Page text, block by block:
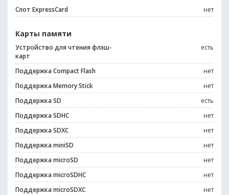
Слот ExpressCard нет
Карты памяти
Устройство для чтения флэш-
карт
есть
Поддержка Compact Flash
нет
Поддержка Memory Stick
нет
Поддержка SD
есть
Поддержка SDHC
нет
Поддержка SDXC
нет
Поддержка miniSD
нет
Поддержка microSD
нет
Поддержка microSDHC
нет
Поддержка microSDXC
нет